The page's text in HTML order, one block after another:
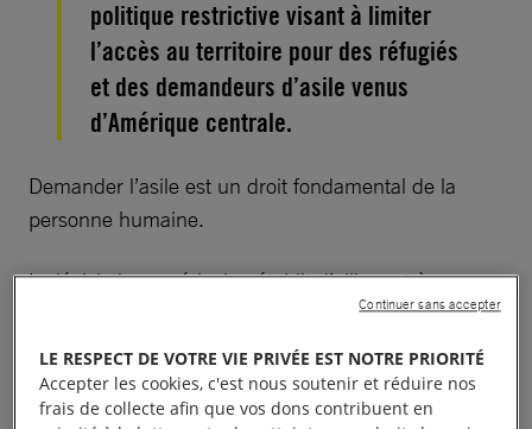
politique restrictive visant à limiter
l’accès au territoire pour des réfugiés
et des demandeurs d’asile venus
d’Amérique centrale.
Demander l’asile est un droit fondamental de la
personne humaine.
La législation américaine établit d’ailleurs très
clairement que le lieu où la manière dont les gens
qui cherchent un refuge entrent dans le pays n’a
pas d’importance – ils ont le droit de solliciter l’asile.
LE RESPECT DE VOTRE VIE PRIVÉE EST NOTRE PRIORITÉ
Accepter les cookies, c'est nous soutenir et réduire nos
frais de collecte afin que vos dons contribuent en
Continuer sans accepter